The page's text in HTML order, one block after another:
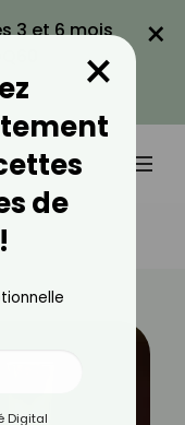
3 et 6 mois
×
de
×
Digital